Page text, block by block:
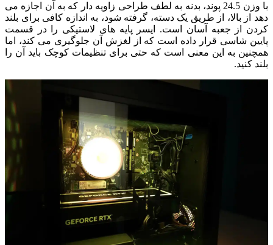
با وزن 24.
5 پوند، بدنه به لطف طراحی زاویه دار که به آن اجازه می
دهد از بالا، از طریق یک دسته، گرفته شود، به اندازه کافی برای بلند
کردن از جعبه آسان است. ایسر پایه های لاستیکی را در قسمت
پایین شاسی قرار داده است که از لغزش آن جلوگیری می کند، اما
همچنین به این معنی است که حتی برای تنظیمات کوچک باید آن را
بلند کنید.